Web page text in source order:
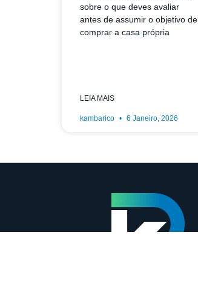
sobre o que deves avaliar
antes de assumir o objetivo de
comprar a casa própria
LEIA MAIS
kambarico 6 Janeiro, 2026